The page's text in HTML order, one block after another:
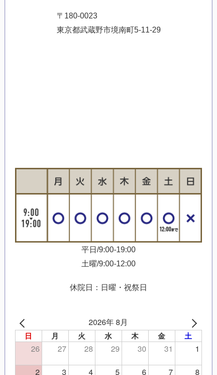
〒180-0023
東京都武蔵野市境南町5-11-29
平日/9:00-19:00
土曜/9:00-12:00
休院日：日曜・祝祭日
2026年 8月
日 月 火 水 木 金 土
26 27 28 29 30 31
1
2
3 4 5 6 7 8